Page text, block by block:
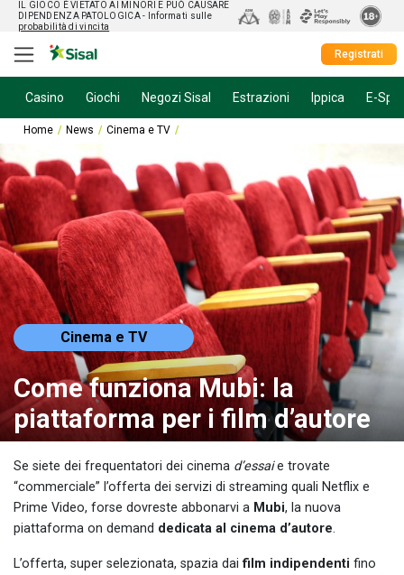
IL GIOCO È VIETATO AI MINORI E PUÒ CAUSARE
DIPENDENZA PATOLOGICA - Informati sulle
probabilità di vincita
Registrati
Casino Giochi Negozi Sisal Estrazioni Ippica E-
Home News Cinema e TV
Cinema e TV
Come funziona Mubi: la
piattaforma per i film d’autore
Se siete dei frequentatori dei cinema d’essaie trovate
“commerciale” l’offerta dei servizi di streaming quali Netflix e
Prime Video, forse dovreste abbonarvi a Mubi, la nuova
piattaforma on demand dedicata al cinema d’autore.
L’offerta, super selezionata, spazia daifilm indipendenti fino